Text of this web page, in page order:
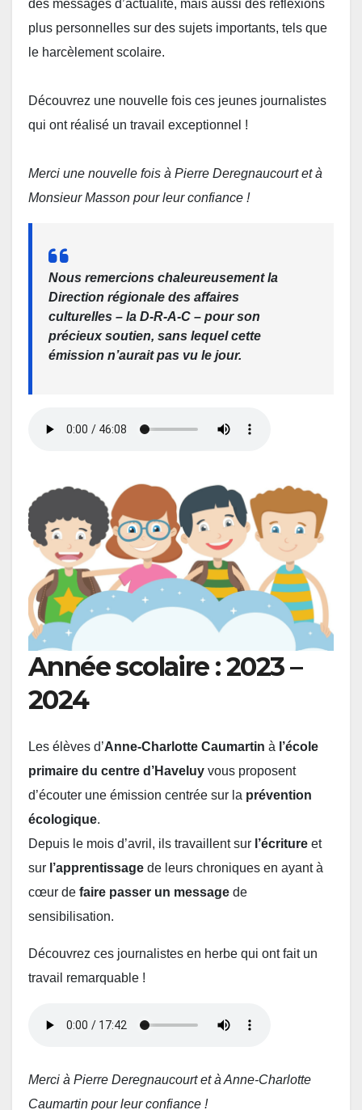
des messages d’actualité, mais aussi des réflexions
plus personnelles sur des sujets importants, tels que
le harcèlement scolaire.
Découvrez une nouvelle fois ces jeunes journalistes
qui ont réalisé un travail exceptionnel !
Merci une nouvelle fois à Pierre Deregnaucourt et à
Monsieur Masson pour leur confiance !
Nous remercions chaleureusement la
Direction régionale des affaires
culturelles – la D-R-A-C – pour son
précieux soutien, sans lequel cette
émission n’aurait pas vu le jour.
Année scolaire : 2023 –
2024
Les élèves d’Anne-Charlotte Caumartin à l’école
primaire du centre d’Haveluy vous proposent
d’écouter une émission centrée sur la prévention
écologique.
Depuis le mois d’avril, ils travaillent sur l’écriture et
sur l’apprentissage de leurs chroniques en ayant à
cœur de faire passer un message de
sensibilisation.
Découvrez ces journalistes en herbe qui ont fait un
travail remarquable !
Merci à Pierre Deregnaucourt et à Anne-Charlotte
Caumartin pour leur confiance !